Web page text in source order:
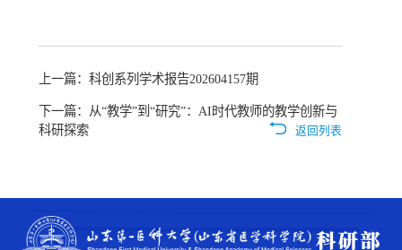
上一篇：科创系列学术报告202604157期
下一篇：从“教学”到“研究”：AI时代教师的教学创新与
科研探索
返回列表